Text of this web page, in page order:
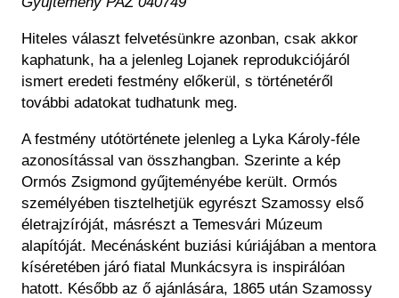
Hiteles választ felvetésünkre azonban, csak akkor
kaphatunk, ha a jelenleg Lojanek reprodukciójáról
ismert eredeti festmény előkerül, s történetéről
további adatokat tudhatunk meg.
A festmény utótörténete jelenleg a Lyka Károly-féle
azonosítással van összhangban. Szerinte a kép
Ormós Zsigmond gyűjteményébe került. Ormós
személyében tisztelhetjük egyrészt Szamossy első
életrajzíróját, másrészt a Temesvári Múzeum
alapítóját. Mecénásként buziási kúriájában a mentora
kíséretében járó fiatal Munkácsyra is inspirálóan
hatott. Később az ő ajánlására, 1865 után Szamossy